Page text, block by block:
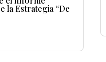
la Estrategia “De